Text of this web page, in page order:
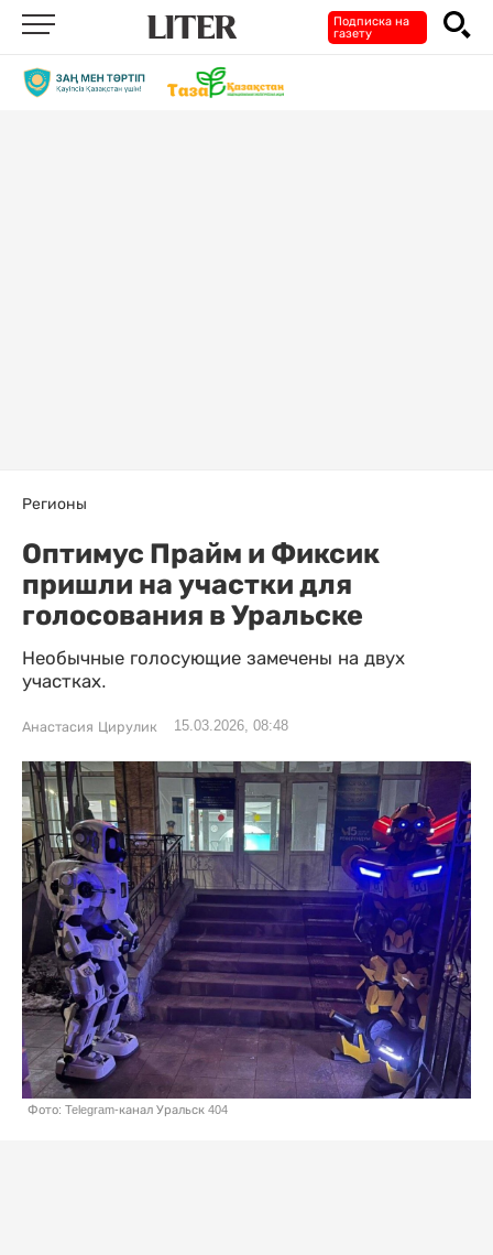
Подписка на
газету
Регионы
Оптимус Прайм и Фиксик
пришли на участки для
голосования в Уральске
Необычные голосующие замечены на двух
участках.
Анастасия Цирулик 15.03.2026, 08:48
Фото: Telegram-канал Уральск 404